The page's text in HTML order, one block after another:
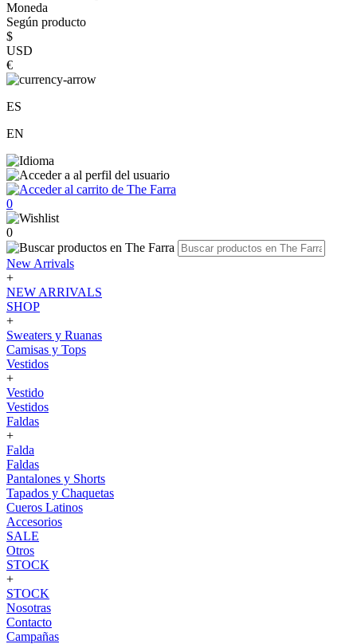
Moneda
Según producto
$
USD
€
ES
EN
0
0
New Arrivals
+
NEW ARRIVALS
SHOP
+
Sweaters y Ruanas
Camisas y Tops
Vestidos
+
Vestido
Vestidos
Faldas
+
Falda
Faldas
Pantalones y Shorts
Tapados y Chaquetas
Cueros Latinos
Accesorios
SALE
Otros
STOCK
+
STOCK
Nosotras
Contacto
Campañas